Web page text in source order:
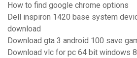
How to find google chrome options
Dell inspiron 1420 base system
download
Download gta 3 android 100 save
Download vlc for pc 64 bit windows